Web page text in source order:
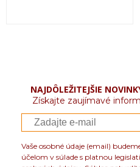
NAJDÔLEŽITEJŠIE
Získajte zaujímavé
Vaše osobné údaje (email)
účelom v súlade s platnou